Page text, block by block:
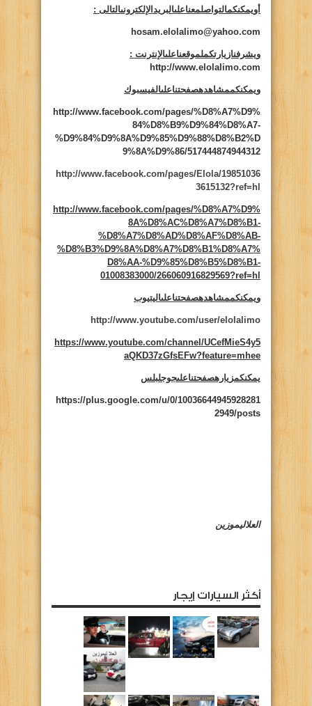
أويمكنكمالتواصلمعناعلىالبريدالإلكترونىالتالى :
hosam.elolalimo@yahoo.com
ويشرفنازيارتكملموقعناعلىالإنترنت :
http://www.elolalimo.com
ويمكنكممشاهدهصفحتناعلىالفيسبوك
http://www.facebook.com/pages/%D8%A7%D9%
84%D8%B9%D9%84%D8%A7-
%D9%84%D9%8A%D9%85%D9%88%D8%B2%D
9%8A%D9%86/517444874944312
http://www.facebook.com/pages/Elola/19851036
3615132?ref=hl
http://www.facebook.com/pages/%D8%A7%D9%
8A%D8%AC%D8%A7%D8%B1-
%D8%A7%D8%AD%D8%AF%D8%AB-
%D8%B3%D9%8A%D8%A7%D8%B1%D8%A7%
D8%AA-%D9%85%D8%B5%D8%B1-
01008383000/266060916829569?ref=hl
ويمكنكممشاهدهصفحتناعلىاليتيوب
http://www.youtube.com/user/elolalimo
https://www.youtube.com/channel/UCefMieS4y5
aQKD37zGfsEFw?feature=mhee
يمكنكمزيارهصفحتناعلىجوجلبلس
https://plus.google.com/u/0/10036644945928281
2949/posts
العلاليموزين
أكثر السيارات إيجار